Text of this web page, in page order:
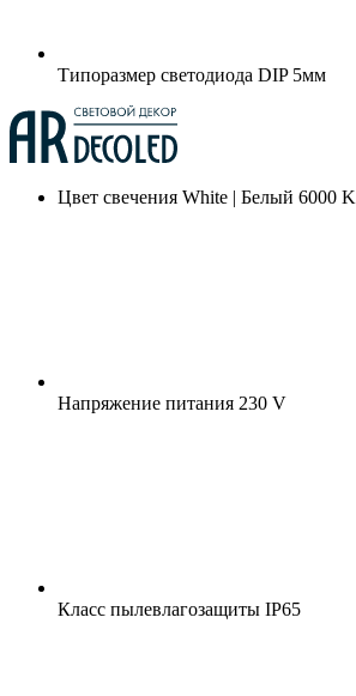
Типоразмер светодиода DIP 5мм
Цвет свечения White | Белый 6000 K
Напряжение питания 230 V
Класс пылевлагозащиты IP65